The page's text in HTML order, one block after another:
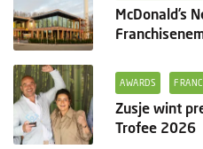
Groots ondernemen
McDonald’s
AWARDS
Zusje wint
Trofee 2026